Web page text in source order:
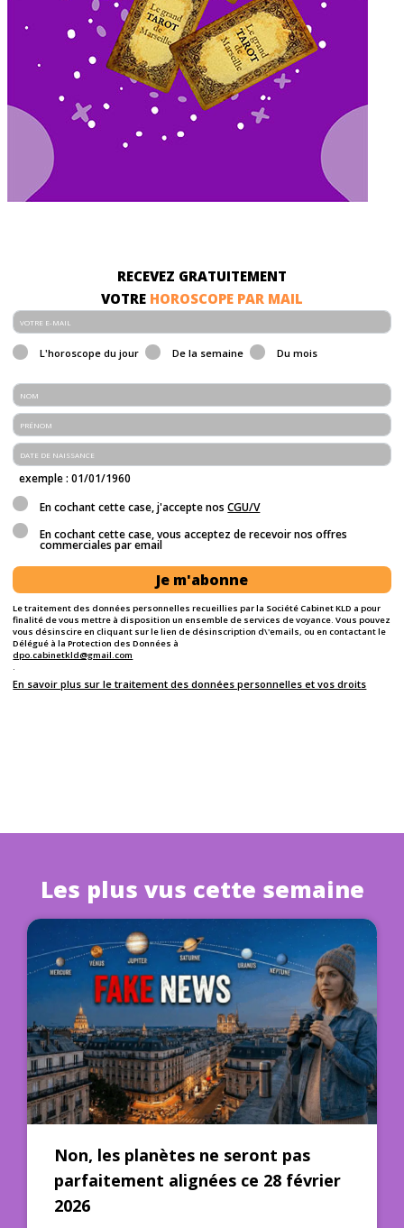
RECEVEZ GRATUITEMENT
VOTRE HOROSCOPE PAR MAIL
L'horoscope du jour De la semaine Du mois
exemple : 01/01/1960
En cochant cette case, j'accepte nosCGU/V
En cochant cette case, vous acceptez de recevoir nos offres
commerciales par email
Je m'abonne
Le traitement des données personnelles recueillies par la Société Cabinet KLD a pour
finalité de vous mettre à disposition un ensemble de services de voyance. Vous pouvez
vous désinscire en cliquant sur le lien de désinscription d\'emails, ou en contactant le
Délégué à la Protection des Données à
dpo.cabinetkld@gmail.com
.
En savoir plus sur le traitement des données personnelles et vos droits
Les plus vus cette semaine
Non, les planètes ne seront pas
parfaitement alignées ce 28 février
2026